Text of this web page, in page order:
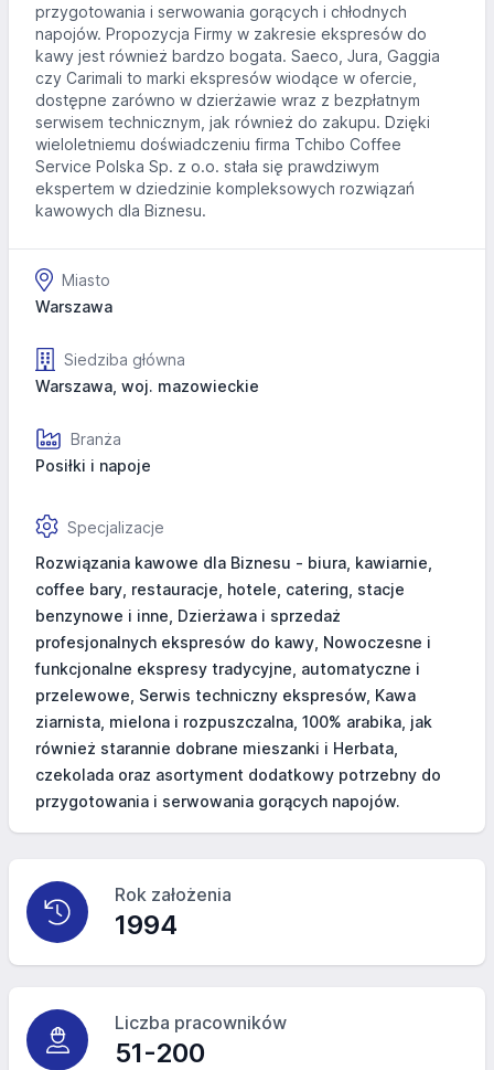
przygotowania i serwowania gorących i chłodnych
napojów. Propozycja Firmy w zakresie ekspresów do
kawy jest również bardzo bogata. Saeco, Jura, Gaggia
czy Carimali to marki ekspresów wiodące w ofercie,
dostępne zarówno w dzierżawie wraz z bezpłatnym
serwisem technicznym, jak również do zakupu. Dzięki
wieloletniemu doświadczeniu firma Tchibo Coffee
Service Polska Sp. z o.o. stała się prawdziwym
ekspertem w dziedzinie kompleksowych rozwiązań
kawowych dla Biznesu.
Miasto
Warszawa
Siedziba główna
Warszawa, woj. mazowieckie
Branża
Posiłki i napoje
Specjalizacje
Rozwiązania kawowe dla Biznesu - biura, kawiarnie,
coffee bary, restauracje, hotele, catering, stacje
benzynowe i inne, Dzierżawa i sprzedaż
profesjonalnych ekspresów do kawy, Nowoczesne i
funkcjonalne ekspresy tradycyjne, automatyczne i
przelewowe, Serwis techniczny ekspresów, Kawa
ziarnista, mielona i rozpuszczalna, 100% arabika, jak
również starannie dobrane mieszanki i Herbata,
czekolada oraz asortyment dodatkowy potrzebny do
przygotowania i serwowania gorących napojów.
Rok założenia
1994
Liczba pracowników
51-200